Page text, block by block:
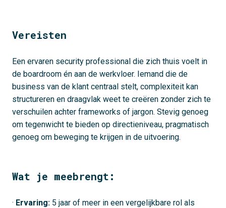
Vereisten
Een ervaren security professional die zich thuis voelt in
de boardroom én aan de werkvloer. Iemand die de
business van de klant centraal stelt, complexiteit kan
structureren en draagvlak weet te creëren zonder zich te
verschuilen achter frameworks of jargon. Stevig genoeg
om tegenwicht te bieden op directieniveau, pragmatisch
genoeg om beweging te krijgen in de uitvoering.
Wat je meebrengt:
· Ervaring: 5 jaar of meer in een vergelijkbare rol als